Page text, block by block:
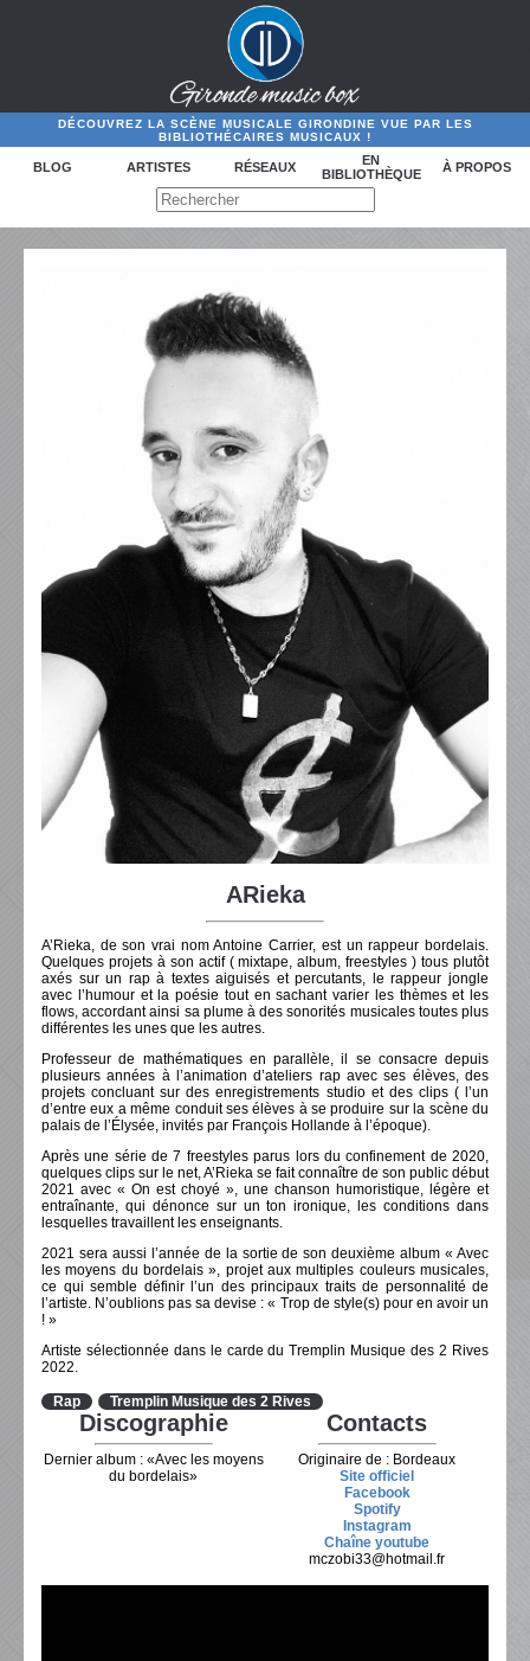
DÉCOUVREZ LA SCÈNE MUSICALE GIRONDINE VUE PAR LES
BIBLIOTHÉCAIRES MUSICAUX !
BLOG ARTISTES RÉSEAUX
EN
BIBLIOTHÈQUE
À PROPOS
ARieka
A’Rieka, de son vrai nom Antoine Carrier, est un rappeur bordelais.
Quelques projets à son actif ( mixtape, album, freestyles ) tous plutôt
axés sur un rap à textes aiguisés et percutants, le rappeur jongle
avec l’humour et la poésie tout en sachant varier les thèmes et les
flows, accordant ainsi sa plume à des sonorités musicales toutes plus
différentes les unes que les autres.
Professeur de mathématiques en parallèle, il se consacre depuis
plusieurs années à l’animation d’ateliers rap avec ses élèves, des
projets concluant sur des enregistrements studio et des clips ( l’un
d’entre eux a même conduit ses élèves à se produire sur la scène du
palais de l’Élysée, invités par François Hollande à l’époque).
Après une série de 7 freestyles parus lors du confinement de 2020,
quelques clips sur le net, A’Rieka se fait connaître de son public début
2021 avec « On est choyé », une chanson humoristique, légère et
entraînante, qui dénonce sur un ton ironique, les conditions dans
lesquelles travaillent les enseignants.
2021 sera aussi l’année de la sortie de son deuxième album « Avec
les moyens du bordelais », projet aux multiples couleurs musicales,
ce qui semble définir l’un des principaux traits de personnalité de
l’artiste. N’oublions pas sa devise : « Trop de style(s) pour en avoir un
! »
Artiste sélectionnée dans le carde du Tremplin Musique des 2 Rives
2022.
Rap Tremplin Musique des 2 Rives
Discographie
Dernier album : «Avec les moyens
du bordelais»
Contacts
Originaire de : Bordeaux
Site officiel
Facebook
Spotify
Instagram
Chaîne youtube
mczobi33@hotmail.fr